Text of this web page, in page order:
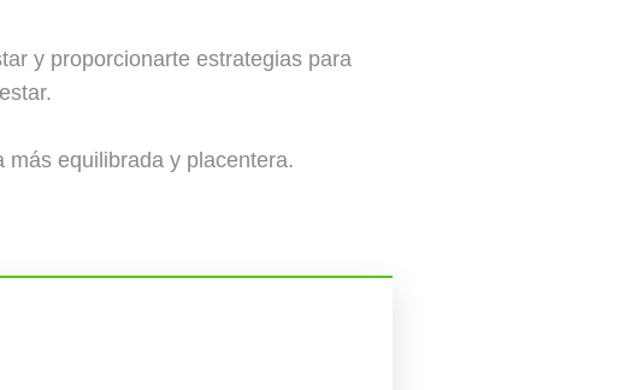
y proporcionarte estrategias para
equilibrada y placentera.